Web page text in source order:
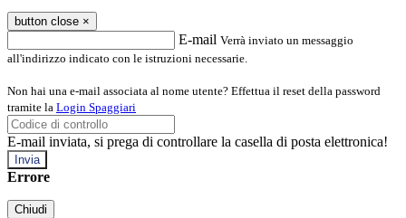
button close ×
E-mail Verrà inviato un messaggio
all'indirizzo indicato con le istruzioni necessarie.
Non hai una e-mail associata al nome utente? Effettua il reset della password
tramite la Login Spaggiari
E-mail inviata, si prega di controllare la casella di posta elettronica!
Errore
Chiudi